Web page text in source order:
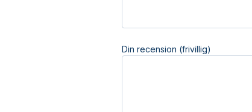
Din recension (frivillig)